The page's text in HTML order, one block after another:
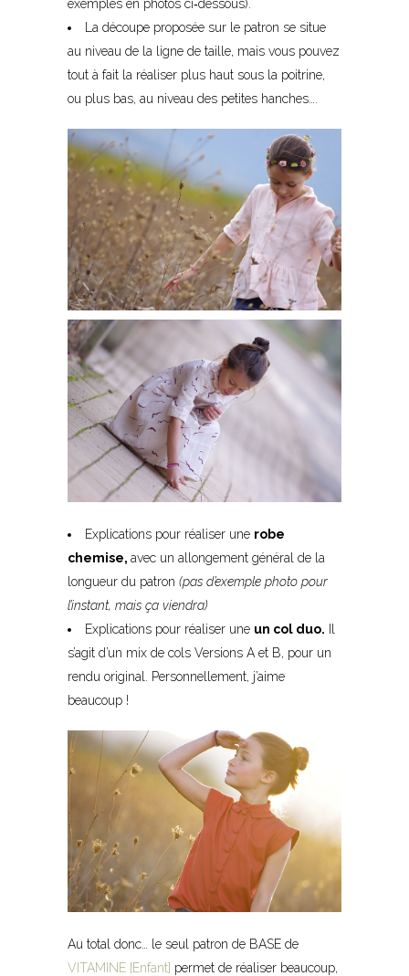
exemples en photos ci‐dessous).
La découpe proposée sur le patron se situe
au niveau de la ligne de taille, mais vous pouvez
tout à fait la réaliser plus haut sous la poitrine,
ou plus bas, au niveau des petites hanches….
Explications pour réaliser une robe
chemise, avec un allongement général de la
longueur du patron (pas d’exemple photo pour
l’instant, mais ça viendra)
Explications pour réaliser une un col duo. Il
s’agit d’un mix de cols Versions A et B, pour un
rendu original. Personnellement, j’aime
beaucoup !
Au total donc… le seul patron de BASE de
VITAMINE [Enfant] permet de réaliser beaucoup,